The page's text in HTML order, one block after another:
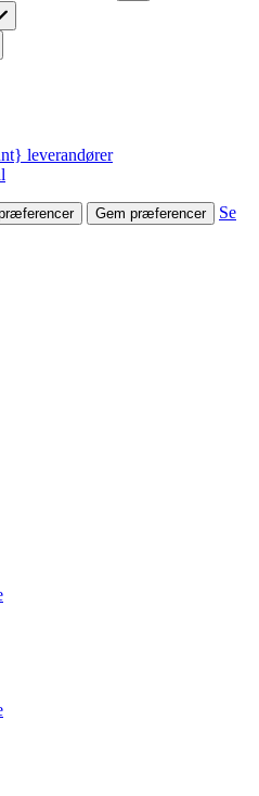
leverandører
Gem præferencer
Se